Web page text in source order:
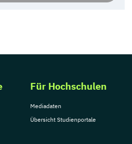
Für Hochschulen
Mediadaten
Übersicht Studienportale